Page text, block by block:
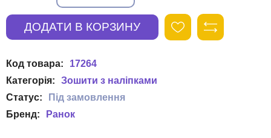
17264
Зошити з наліпками
Ранок